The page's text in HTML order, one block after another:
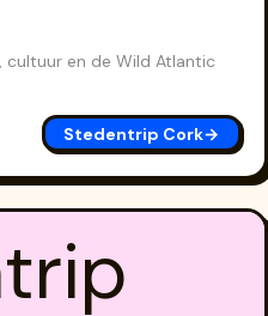
cultuur en de Wild Atlantic
Stedentrip Cork→